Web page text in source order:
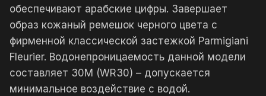
обеспечивают арабские цифры. Завершает
образ кожаный ремешок черного цвета с
фирменной классической застежкой Parmigiani
Fleurier. Водонепроницаемость данной модели
составляет 30М (WR30) – допускается
минимальное воздействие с водой.